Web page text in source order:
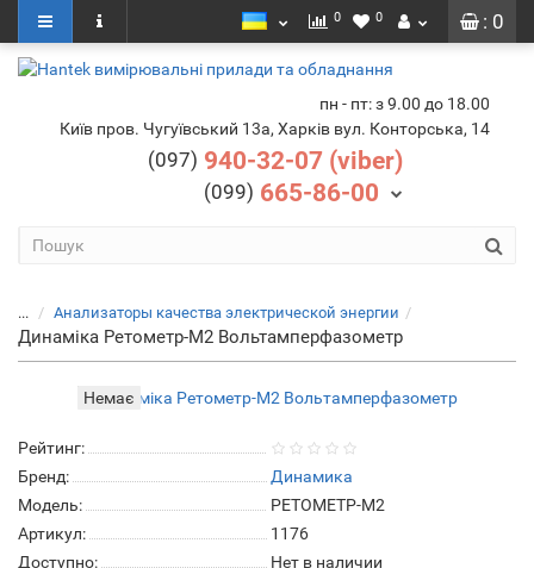
: 0
0 0
пн - пт: з 9.00 до 18.00
Київ пров. Чугуївський 13а, Харків вул. Конторська, 14
(097) 940-32-07 (viber)
(099) 665-86-00
... Анализаторы качества электрической энергии
Динаміка Ретометр-М2 Вольтамперфазометр
Немає
Рейтинг:
Бренд:
Динамика
Модель:
РЕТОМЕТР-М2
Артикул:
1176
Доступно:
Нет в наличии